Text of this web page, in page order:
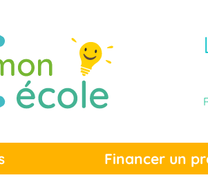
Financer un